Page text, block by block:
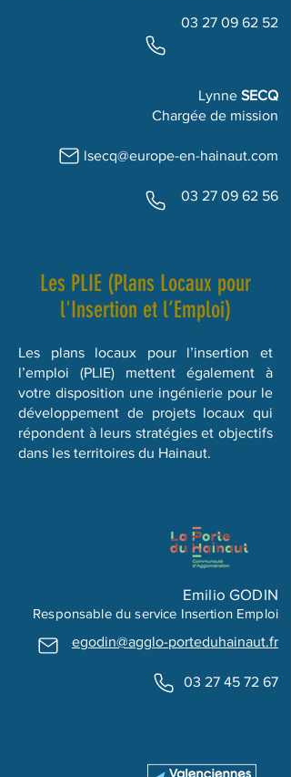
03 27 09 62 52
Lynne SECQ
Chargée de mission
lsecq@europe-en-hainaut.com
03 27 09 62 56
Les PLIE (Plans Locaux pour
l'Insertion et l’Emploi)
Les plans locaux pour l’insertion et
l’emploi (PLIE) mettent également à
votre disposition une ingénierie pour le
développement de projets locaux qui
répondent à leurs stratégies et objectifs
dans les territoires du Hainaut.
egodin@agglo-porteduhainaut.fr
03 27 45 72 67
Emilio GODIN
​Responsable du service Insertion Emploi